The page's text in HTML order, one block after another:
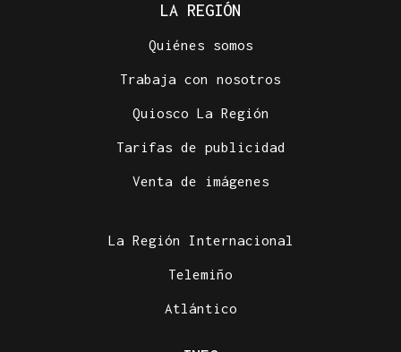
LA REGIÓN
Quiénes somos
Trabaja con nosotros
Quiosco La Región
Tarifas de publicidad
Venta de imágenes
La Región Internacional
Telemiño
Atlántico